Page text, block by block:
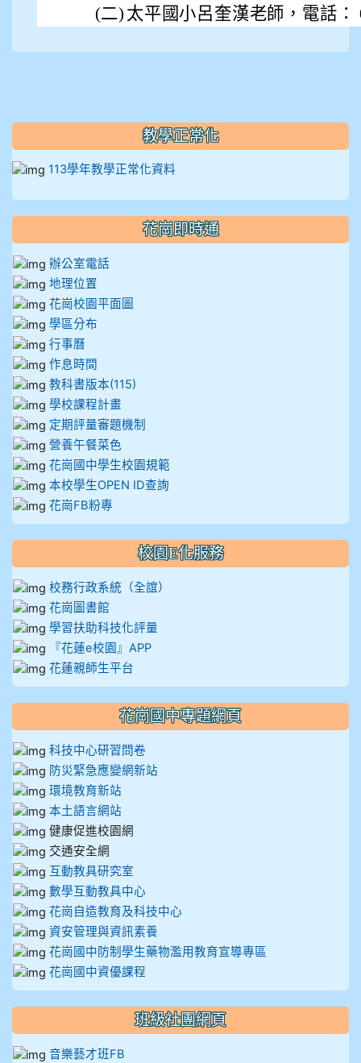
(二) 太平國小呂奎漢老師，電話：
教學正常化
113學年教學正常化資料
花崗即時通
辦公室電話
地理位置
花崗校園平面圖
學區分布
行事曆
作息時間
教科書版本(115)
學校課程計畫
定期評量審題機制
營養午餐菜色
花崗國中學生校園規範
本校學生OPEN ID查詢
花崗FB粉專
校園E化服務
校務行政系統（全誼）
花崗圖書館
學習扶助科技化評量
『花蓮e校園』APP
花蓮親師生平台
花崗國中專題網頁
科技中心研習問卷
防災緊急應變網新站
環境教育新站
本土語言網站
健康促進校園網
交通安全網
互動教具研究室
數學互動教具中心
花崗自造教育及科技中心
資安管理與資訊素養
花崗國中防制學生藥物濫用教育宣導專區
花崗國中資優課程
班級社團網頁
音樂藝才班FB